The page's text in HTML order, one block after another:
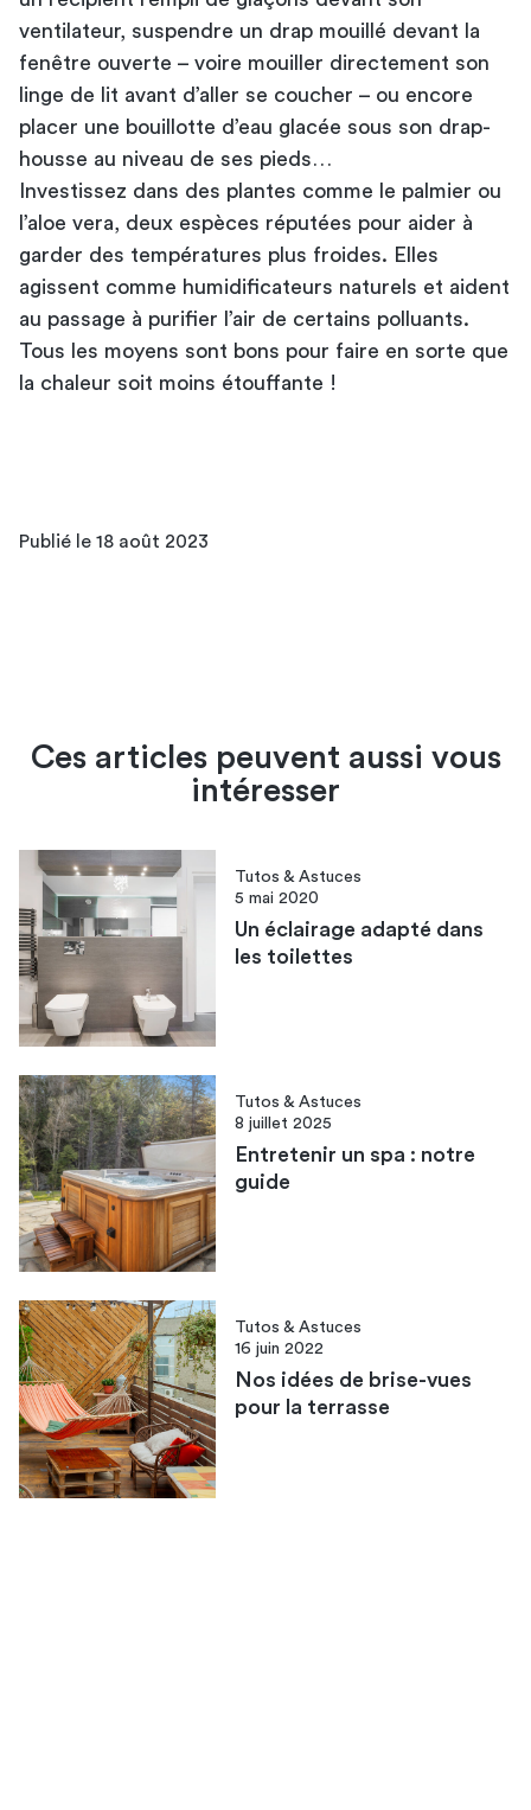
ventilateur, suspendre un drap mouillé devant la
fenêtre ouverte – voire mouiller directement son
linge de lit avant d’aller se coucher – ou encore
placer une bouillotte d’eau glacée sous son drap-
housse au niveau de ses pieds…
Investissez dans des plantes comme le palmier ou
l’aloe vera, deux espèces réputées pour aider à
garder des températures plus froides. Elles
agissent comme humidificateurs naturels et aident
au passage à purifier l’air de certains polluants.
Tous les moyens sont bons pour faire en sorte que
la chaleur soit moins étouffante !
Publié le 18 août 2023
Ces articles peuvent aussi vous
intéresser
Tutos & Astuces
5 mai 2020
Un éclairage adapté dans
les toilettes
Tutos & Astuces
8 juillet 2025
Entretenir un spa : notre
guide
Tutos & Astuces
16 juin 2022
Nos idées de brise-vues
pour la terrasse